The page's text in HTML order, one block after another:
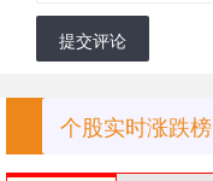
提交评论
个股实时涨跌榜